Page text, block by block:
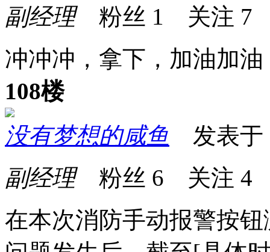
副经理粉丝 1 关注 7
冲冲冲，拿下，加油加油
108楼
没有梦想的咸鱼 发表于
副经理粉丝 6 关注 4
在本次消防手动报警按